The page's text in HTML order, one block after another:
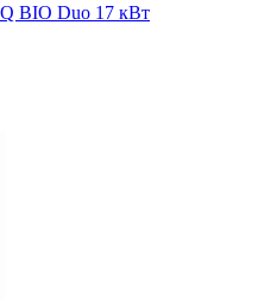
BIO Duo 17 кВт